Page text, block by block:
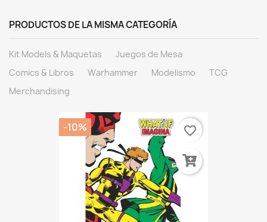
PRODUCTOS DE LA MISMA CATEGORÍA
Kit Models & Maquetas
Juegos de Mesa
Comics & Libros
Warhammer Modelismo
TCG
Merchandising
-10% favorite_border